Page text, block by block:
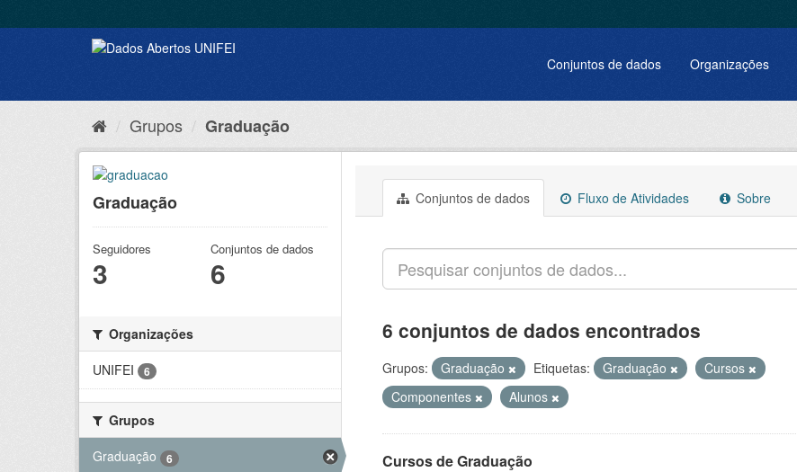
Conjuntos de dados Organizações
Grupos Graduação
Graduação
Seguidores
3
Conjuntos de dados
6
Organizações
UNIFEI
6
Grupos
Graduação
6
Conjuntos de dados Fluxo de Atividades Sobre
6 conjuntos de dados encontrados
Grupos: Graduação Etiquetas: Graduação
Cursos
Componentes
Alunos
Cursos de Graduação